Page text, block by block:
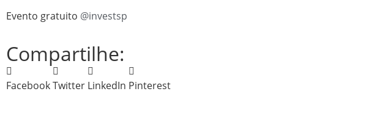
Evento gratuito @investsp
Compartilhe:
FacebookTwitter LinkedIn Pinterest